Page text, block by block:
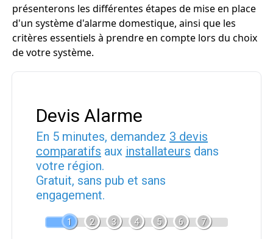
présenterons les différentes étapes de mise en place
d'un système d'alarme domestique, ainsi que les
critères essentiels à prendre en compte lors du choix
de votre système.
Devis Alarme
En 5 minutes, demandez 3 devis
comparatifs aux installateurs dans
votre région.
Gratuit, sans pub et sans
engagement.
1 2 3 4 5 6 7